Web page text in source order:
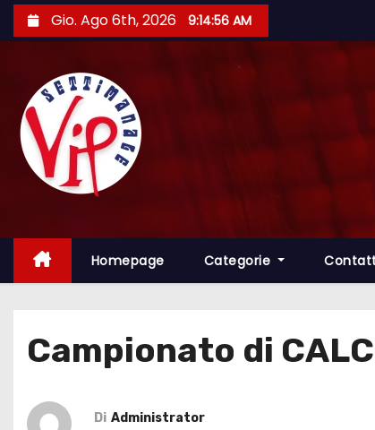
a
n
e
Gio. Ago 6th, 2026 9:14:57 AM
Homepage Categorie
Campionato di
Di Administrator